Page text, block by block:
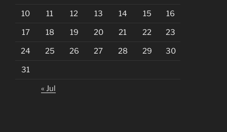
10 11 12 13 14 15 16
17 18 19 20 21 22 23
24 25 26 27 28 29 30
31
« Jul